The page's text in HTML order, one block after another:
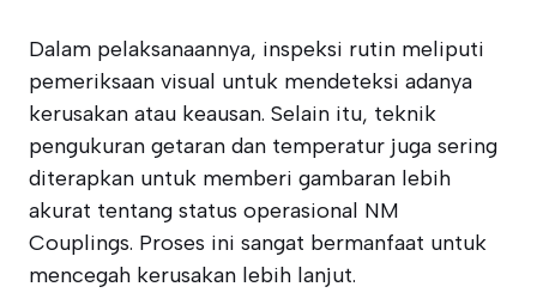
Dalam pelaksanaannya, inspeksi rutin meliputi
pemeriksaan visual untuk mendeteksi adanya
kerusakan atau keausan. Selain itu, teknik
pengukuran getaran dan temperatur juga sering
diterapkan untuk memberi gambaran lebih
akurat tentang status operasional NM
Couplings. Proses ini sangat bermanfaat untuk
mencegah kerusakan lebih lanjut.